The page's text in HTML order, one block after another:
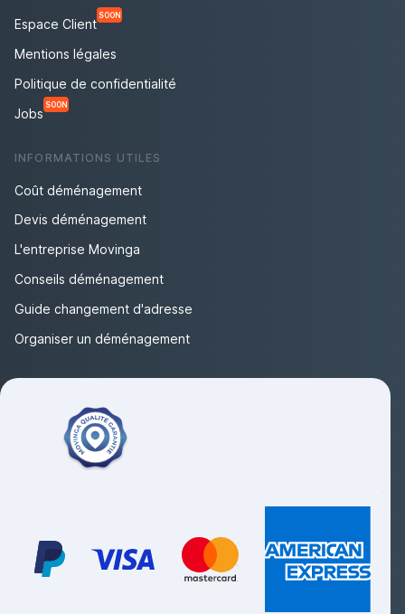
Espace Client
SOON
Mentions légales
Politique de confidentialité
Jobs
SOON
INFORMATIONS UTILES
Coût déménagement
Devis déménagement
L'entreprise Movinga
Conseils déménagement
Guide changement d'adresse
Organiser un déménagement